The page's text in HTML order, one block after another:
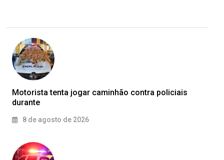
Motorista tenta jogar caminhão contra policiais
durante
8 de agosto de 2026